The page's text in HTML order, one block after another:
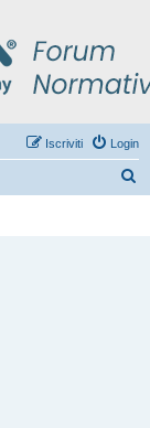
Login
Iscriviti